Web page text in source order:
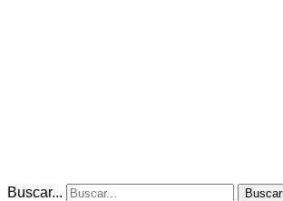
Buscar... Buscar